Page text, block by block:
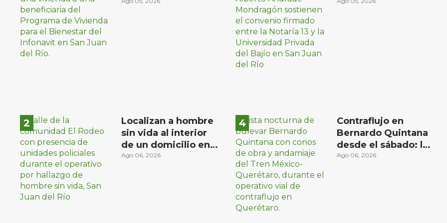
familias de bajos
Localizan a hombre
sin vida al interior
de un domicilio en
la comunidad El
Ago 06, 2026
Universidad Privada
Contraflujo en
Bernardo Quintana
desde el sábado: la
etapa más compleja
Ago 06, 2026